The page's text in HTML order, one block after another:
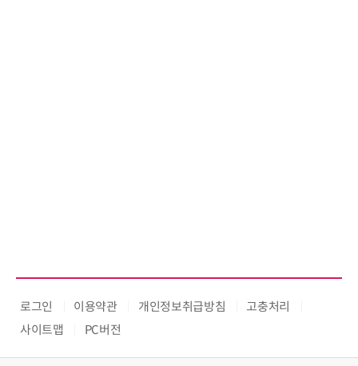
로그인 이용약관 개인정보취급방침
고충처리
사이트맵
PC버전